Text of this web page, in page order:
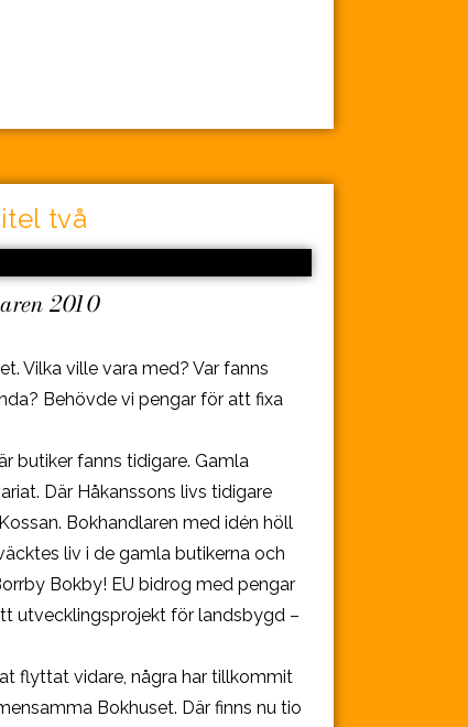
två
2010
Vilka ville vara med? Var fanns
Behövde vi pengar för att fixa
butiker fanns tidigare. Gamla
Där Håkanssons livs tidigare
Bokhandlaren med idén höll
liv i de gamla butikerna och
Bokby! EU bidrog med pengar
utvecklingsprojekt för landsbygd –
flyttat vidare, några har tillkommit
Bokhuset. Där finns nu tio